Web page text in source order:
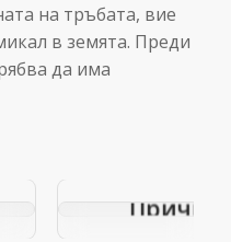
на тръбата, вие
в земята. Преди
да има